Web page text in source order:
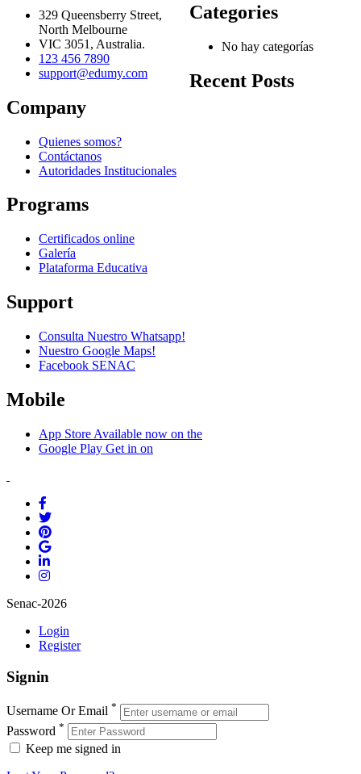
Categories
No hay categorías
Recent Posts
329 Queensberry Street,
North Melbourne
VIC 3051, Australia.
123 456 7890
support@edumy.com
Company
Quienes somos?
Contáctanos
Autoridades Institucionales
Programs
Certificados online
Galería
Plataforma Educativa
Support
Consulta Nuestro Whatsapp!
Nuestro Google Maps!
Facebook SENAC
Mobile
App Store Available now on the
Google Play Get in on
Senac-2026
Login
Register
Signin
Username Or Email *
Password *
Keep me signed in